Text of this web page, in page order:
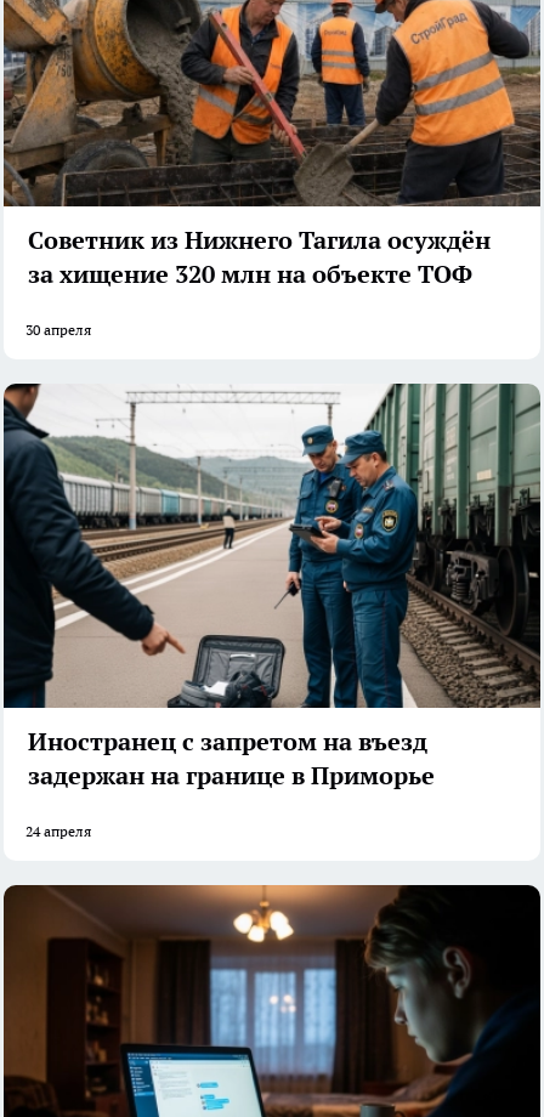
Советник из Нижнего Тагила осуждён
за хищение 320 млн на объекте ТОФ
30 апреля
Иностранец с запретом на въезд
задержан на границе в Приморье
24 апреля